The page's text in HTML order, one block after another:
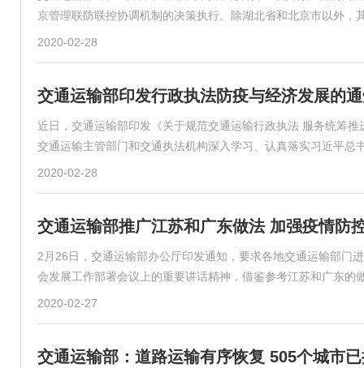
京管理联防联控协调机制的决策执行。除湖北省和北京市以外，
2020-02-28
交通运输部印发行政执法防疫与经济发展的
近日，交通运输部印发《关于规范交通运输行政执法 服务统筹
交通运输主管部门和交通执法机构深入学习、认真落实习近平总
2020-02-28
交通运输部推广江苏和广东做法 加强疫情防
2月26日，交通运输部办公厅印发通知，要求各地交通运输部门
会发展工作部署会议上的重要讲话精神，借鉴参考江苏和广东的
2020-02-27
交通运输部：道路运输有序恢复 505个城市